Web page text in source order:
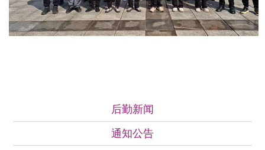
后勤新闻
通知公告